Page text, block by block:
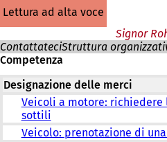
lettura ad alta voce
Signor
ContattateciStruttura
Competenza
Designazione delle merci
Veicoli a motore:
sottili
Veicolo: prenotazione di